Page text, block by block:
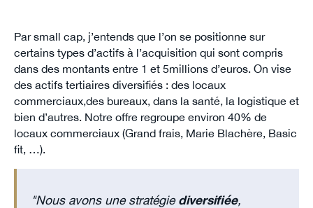
Par small cap, j’entends que l’on se positionne sur
certains types d’actifs à l’acquisition qui sont compris
dans des montants entre 1 et 5millions d’euros. On vise
des actifs tertiaires diversifiés : des locaux
commerciaux,des bureaux, dans la santé, la logistique et
bien d’autres. Notre offre regroupe environ 40% de
locaux commerciaux (Grand frais, Marie Blachère, Basic
fit, …).
"Nous avons une stratégiediversifiée,